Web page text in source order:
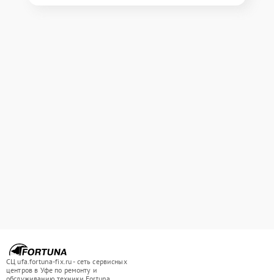
СЦ ufa.fortuna-fix.ru - сеть сервисных
центров в Уфе по ремонту и